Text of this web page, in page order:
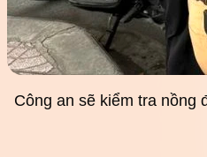
Công an sẽ kiểm tra nồng